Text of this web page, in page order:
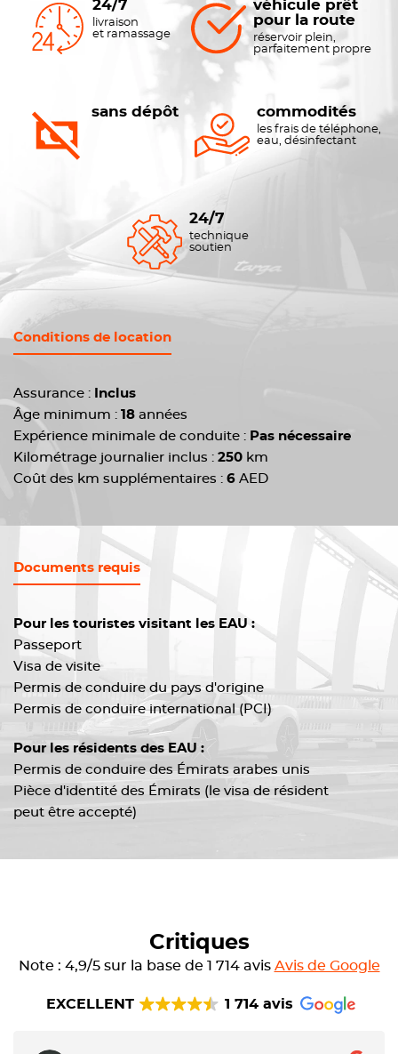
24/7
livraison
et ramassage
véhicule prêt
pour la route
réservoir plein,
parfaitement propre
sans dépôt commodités
les frais de téléphone,
eau, désinfectant
24/7
technique
soutien
Conditions de location
Assurance :
Inclus
Âge minimum : 18 années
Expérience minimale de conduite : Pas nécessaire
Kilométrage journalier inclus : 250 km
Coût des km supplémentaires : 6 AED
Documents requis
Pour les touristes visitant les EAU :
Passeport
Visa de visite
Permis de conduire du pays d'origine
Permis de conduire international (PCI)
Pour les résidents des EAU :
Permis de conduire des Émirats arabes unis
Pièce d'identité des Émirats (le visa de résident
peut être accepté)
Critiques
Note : 4,9/5 sur la base de 1 714 avis Avis de Google
EXCELLENT 1 714 avis